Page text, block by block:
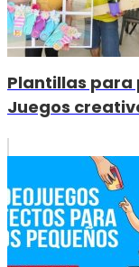
Plantillas para
Juegos